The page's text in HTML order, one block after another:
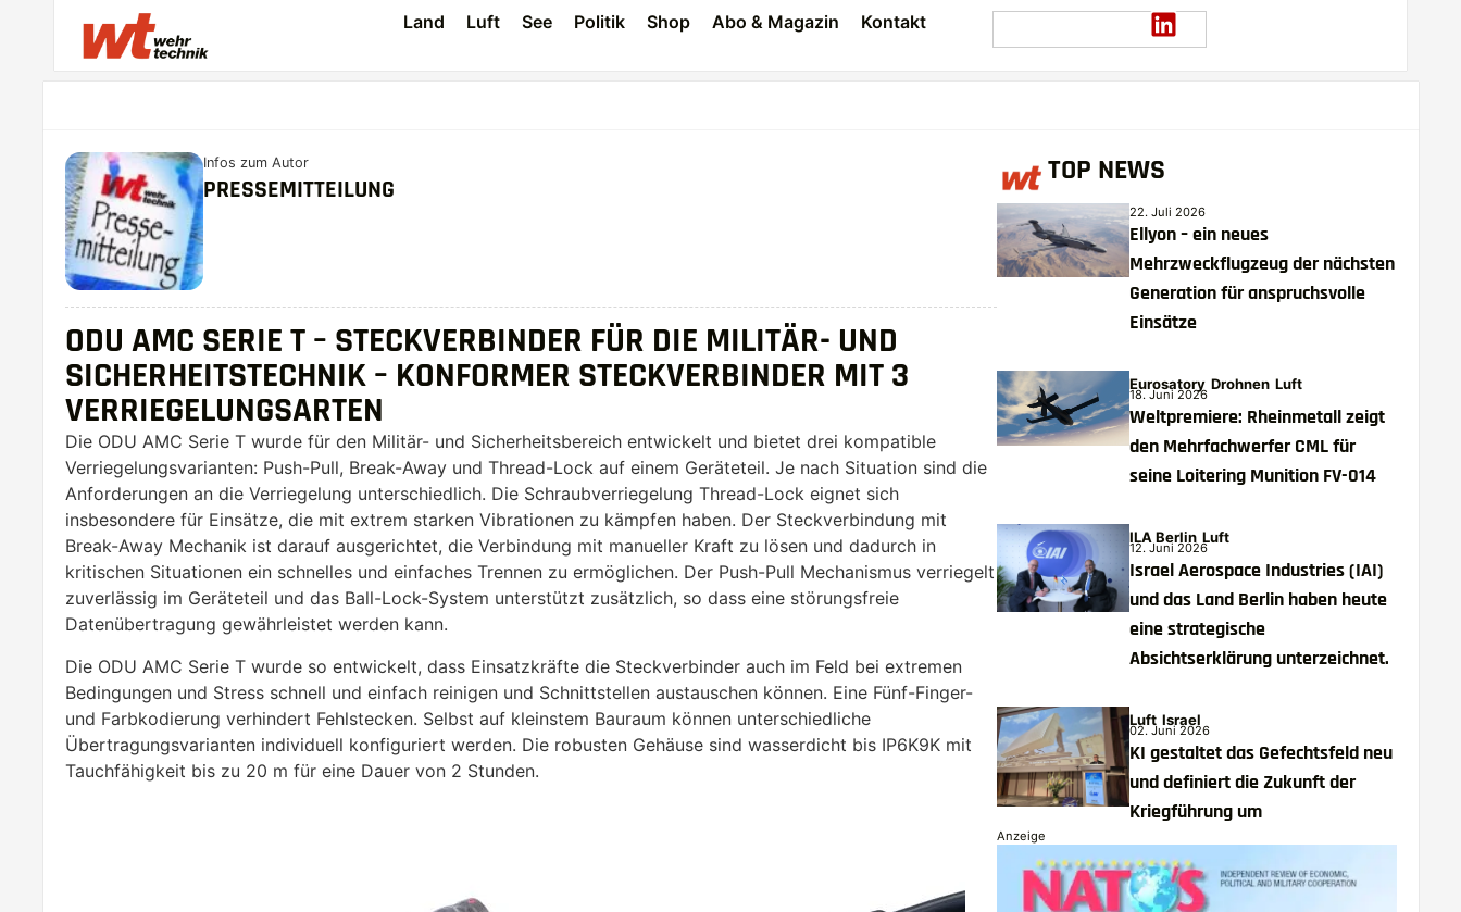
Land Luft See Politik Shop Abo & Magazin Kontakt
Infos zum Autor
PRESSEMITTEILUNG
ODU AMC SERIE T – STECKVERBINDER FÜR DIE MILITÄR- UND
SICHERHEITSTECHNIK – KONFORMER STECKVERBINDER MIT 3
VERRIEGELUNGSARTEN
Die ODU AMC Serie T wurde für den Militär- und Sicherheitsbereich entwickelt und bietet drei kompatible
Verriegelungsvarianten: Push-Pull, Break-Away und Thread-Lock auf einem Geräteteil. Je nach Situation sind die
Anforderungen an die Verriegelung unterschiedlich. Die Schraubverriegelung Thread-Lock eignet sich
insbesondere für Einsätze, die mit extrem starken Vibrationen zu kämpfen haben. Der Steckverbindung mit
Break-Away Mechanik ist darauf ausgerichtet, die Verbindung mit manueller Kraft zu lösen und dadurch in
kritischen Situationen ein schnelles und einfaches Trennen zu ermöglichen. Der Push-Pull Mechanismus verriegelt
zuverlässig im Geräteteil und das Ball-Lock-System unterstützt zusätzlich, so dass eine störungsfreie
Datenübertragung gewährleistet werden kann.
Die ODU AMC Serie T wurde so entwickelt, dass Einsatzkräfte die Steckverbinder auch im Feld bei extremen
Bedingungen und Stress schnell und einfach reinigen und Schnittstellen austauschen können. Eine Fünf-Finger-
und Farbkodierung verhindert Fehlstecken. Selbst auf kleinstem Bauraum können unterschiedliche
Übertragungsvarianten individuell konfiguriert werden. Die robusten Gehäuse sind wasserdicht bis IP6K9K mit
Tauchfähigkeit bis zu 20 m für eine Dauer von 2 Stunden.
TOP NEWS
22. Juli 2026
Ellyon – ein neues
Mehrzweckflugzeug der nächsten
Generation für anspruchsvolle
Einsätze
Eurosatory Drohnen Luft
18. Juni 2026
Weltpremiere: Rheinmetall zeigt
den Mehrfachwerfer CML für
seine Loitering Munition FV-014
ILA Berlin Luft
12. Juni 2026
Israel Aerospace Industries (IAI)
und das Land Berlin haben heute
eine strategische
Absichtserklärung unterzeichnet.
Luft Israel
02. Juni 2026
KI gestaltet das Gefechtsfeld neu
und definiert die Zukunft der
Kriegführung um
Anzeige